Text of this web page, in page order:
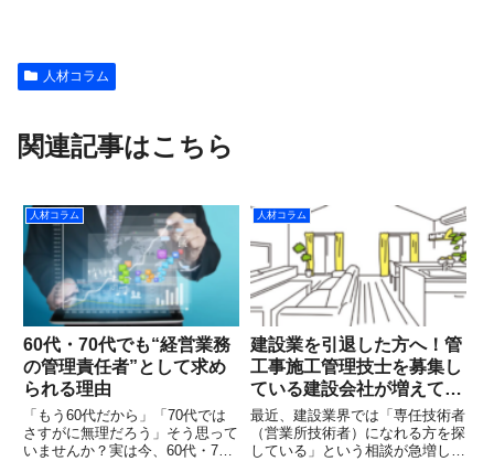
人材コラム
関連記事はこちら
人材コラム
60代・70代でも“経営業務
の管理責任者”として求め
られる理由
「もう60代だから」「70代では
さすがに無理だろう」そう思って
いませんか？実は今、60代・70
人材コラム
建設業を引退した方へ！管
工事施工管理技士を募集し
ている建設会社が増えてい
ます
最近、建設業界では「専任技術者
（営業所技術者）になれる方を探
している」という相談が急増して